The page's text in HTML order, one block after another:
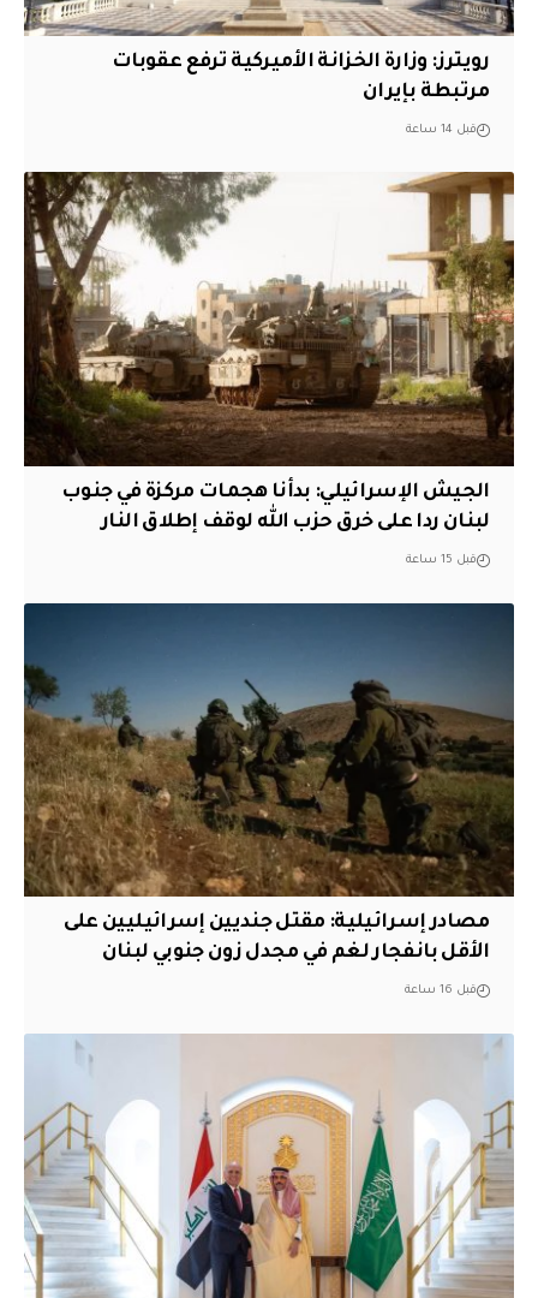
‏رويترز: وزارة الخزانة الأميركية ترفع عقوبات
مرتبطة بإيران
قبل 14 ساعة
الجيش الإسرائيلي: بدأنا هجمات مركزة في جنوب
لبنان ردا على خرق حزب الله لوقف إطلاق النار
قبل 15 ساعة
مصادر إسرائيلية: مقتل جنديين إسرائيليين على
الأقل بانفجار لغم في مجدل زون جنوبي لبنان
قبل 16 ساعة